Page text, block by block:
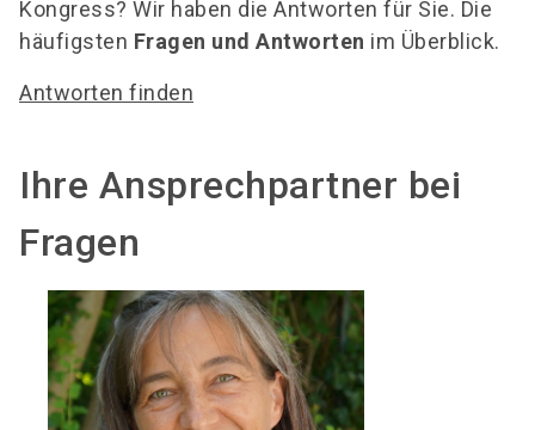
Kongress? Wir haben die Antworten für Sie. Die
häufigsten Fragen und Antworten im Überblick.
Antworten finden
Ihre Ansprechpartner bei
Fragen